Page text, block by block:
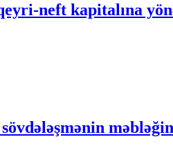
neft kapitalına